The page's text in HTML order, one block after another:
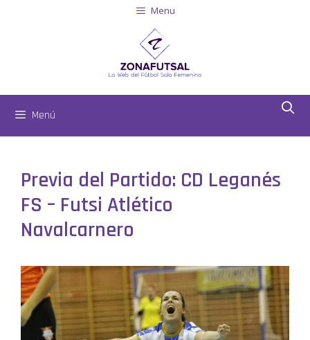
Menu
Menú
Previa del Partido: CD Leganés
FS – Futsi Atlético
Navalcarnero